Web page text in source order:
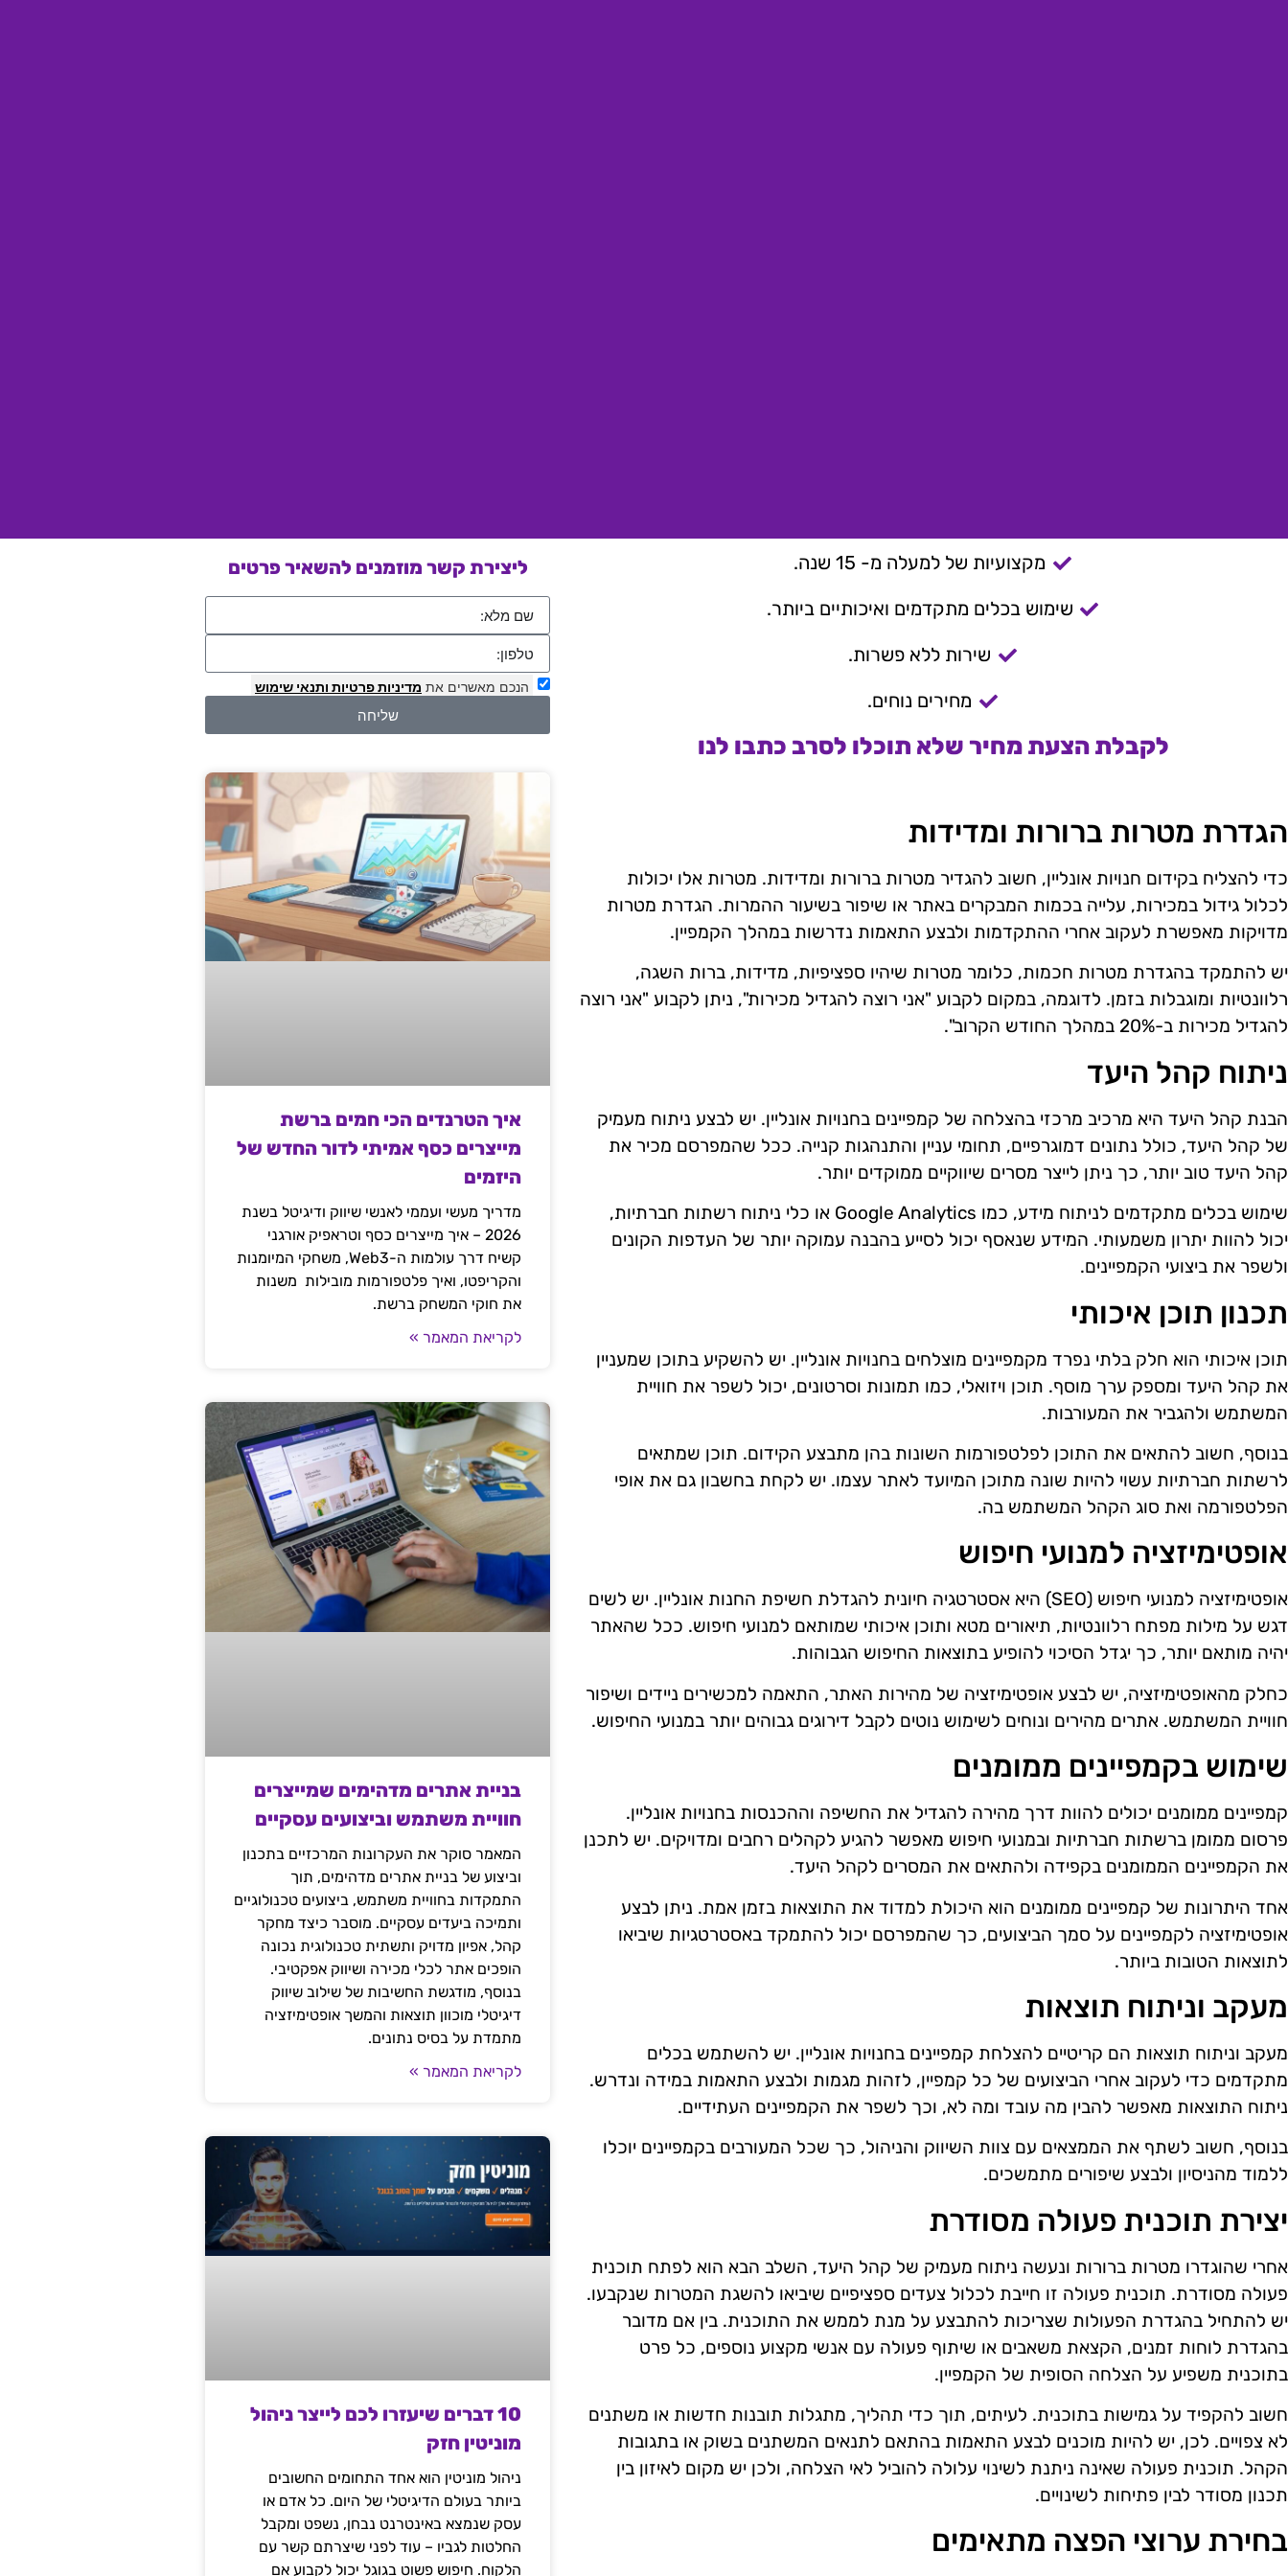
מקצועיות של למעלה מ- 15 שנה.
שימוש בכלים מתקדמים ואיכותיים ביותר.
שירות ללא פשרות.
מחירים נוחים.
לקבלת הצעת מחיר שלא תוכלו לסרב כתבו לנו
הגדרת מטרות ברורות ומדידות
כדי להצליח בקידום חנויות אונליין, חשוב להגדיר מטרות ברורות ומדידות. מטרות אלו יכולות
לכלול גידול במכירות, עלייה בכמות המבקרים באתר או שיפור בשיעור ההמרות. הגדרת מטרות
מדויקות מאפשרת לעקוב אחרי ההתקדמות ולבצע התאמות נדרשות במהלך הקמפיין.
יש להתמקד בהגדרת מטרות חכמות, כלומר מטרות שיהיו ספציפיות, מדידות, ברות השגה,
רלוונטיות ומוגבלות בזמן. לדוגמה, במקום לקבוע "אני רוצה להגדיל מכירות", ניתן לקבוע "אני רוצה
להגדיל מכירות ב-20% במהלך החודש הקרוב".
ניתוח קהל היעד
הבנת קהל היעד היא מרכיב מרכזי בהצלחה של קמפיינים בחנויות אונליין. יש לבצע ניתוח מעמיק
של קהל היעד, כולל נתונים דמוגרפיים, תחומי עניין והתנהגות קנייה. ככל שהמפרסם מכיר את
קהל היעד טוב יותר, כך ניתן לייצר מסרים שיווקיים ממוקדים יותר.
שימוש בכלים מתקדמים לניתוח מידע, כמו Google Analytics או כלי ניתוח רשתות חברתיות,
יכול להוות יתרון משמעותי. המידע שנאסף יכול לסייע בהבנה עמוקה יותר של העדפות הקונים
ולשפר את ביצועי הקמפיינים.
תכנון תוכן איכותי
תוכן איכותי הוא חלק בלתי נפרד מקמפיינים מוצלחים בחנויות אונליין. יש להשקיע בתוכן שמעניין
את קהל היעד ומספק ערך מוסף. תוכן ויזואלי, כמו תמונות וסרטונים, יכול לשפר את חוויית
המשתמש ולהגביר את המעורבות.
בנוסף, חשוב להתאים את התוכן לפלטפורמות השונות בהן מתבצע הקידום. תוכן שמתאים
לרשתות חברתיות עשוי להיות שונה מתוכן המיועד לאתר עצמו. יש לקחת בחשבון גם את אופי
הפלטפורמה ואת סוג הקהל המשתמש בה.
אופטימיזציה למנועי חיפוש
אופטימיזציה למנועי חיפוש (SEO) היא אסטרטגיה חיונית להגדלת חשיפת החנות אונליין. יש לשים
דגש על מילות מפתח רלוונטיות, תיאורים מטא ותוכן איכותי שמותאם למנועי חיפוש. ככל שהאתר
יהיה מותאם יותר, כך יגדל הסיכוי להופיע בתוצאות החיפוש הגבוהות.
כחלק מהאופטימיזציה, יש לבצע אופטימיזציה של מהירות האתר, התאמה למכשירים ניידים ושיפור
חוויית המשתמש. אתרים מהירים ונוחים לשימוש נוטים לקבל דירוגים גבוהים יותר במנועי החיפוש.
שימוש בקמפיינים ממומנים
קמפיינים ממומנים יכולים להוות דרך מהירה להגדיל את החשיפה וההכנסות בחנויות אונליין.
פרסום ממומן ברשתות חברתיות ובמנועי חיפוש מאפשר להגיע לקהלים רחבים ומדויקים. יש לתכנן
את הקמפיינים הממומנים בקפידה ולהתאים את המסרים לקהל היעד.
אחד היתרונות של קמפיינים ממומנים הוא היכולת למדוד את התוצאות בזמן אמת. ניתן לבצע
אופטימיזציה לקמפיינים על סמך הביצועים, כך שהמפרסם יכול להתמקד באסטרטגיות שיביאו
לתוצאות הטובות ביותר.
מעקב וניתוח תוצאות
מעקב וניתוח תוצאות הם קריטיים להצלחת קמפיינים בחנויות אונליין. יש להשתמש בכלים
מתקדמים כדי לעקוב אחרי הביצועים של כל קמפיין, לזהות מגמות ולבצע התאמות במידה ונדרש.
ניתוח התוצאות מאפשר להבין מה עובד ומה לא, וכך לשפר את הקמפיינים העתידיים.
בנוסף, חשוב לשתף את הממצאים עם צוות השיווק והניהול, כך שכל המעורבים בקמפיינים יוכלו
ללמוד מהניסיון ולבצע שיפורים מתמשכים.
יצירת תוכנית פעולה מסודרת
אחרי שהוגדרו מטרות ברורות ונעשה ניתוח מעמיק של קהל היעד, השלב הבא הוא לפתח תוכנית
פעולה מסודרת. תוכנית פעולה זו חייבת לכלול צעדים ספציפיים שיביאו להשגת המטרות שנקבעו.
יש להתחיל בהגדרת הפעולות שצריכות להתבצע על מנת לממש את התוכנית. בין אם מדובר
בהגדרת לוחות זמנים, הקצאת משאבים או שיתוף פעולה עם אנשי מקצוע נוספים, כל פרט
בתוכנית משפיע על הצלחה הסופית של הקמפיין.
חשוב להקפיד על גמישות בתוכנית. לעיתים, תוך כדי תהליך, מתגלות תובנות חדשות או משתנים
לא צפויים. לכן, יש להיות מוכנים לבצע התאמות בהתאם לתנאים המשתנים בשוק או בתגובות
הקהל. תוכנית פעולה שאינה ניתנת לשינוי עלולה להוביל לאי הצלחה, ולכן יש מקום לאיזון בין
תכנון מסודר לבין פתיחות לשינויים.
בחירת ערוצי הפצה מתאימים
ליצירת קשר מוזמנים להשאיר פרטים
הנכם מאשרים את מדיניות פרטיות ותנאי שימוש
שליחה
איך הטרנדים הכי חמים ברשת
מייצרים כסף אמיתי לדור החדש של
היזמים
מדריך מעשי ועממי לאנשי שיווק ודיגיטל בשנת
2026 – איך מייצרים כסף וטראפיק אורגני
קשיח דרך עולמות ה-Web3, משחקי המיומנות
והקריפטו, ואיך פלטפורמות מובילות משנות
את חוקי המשחק ברשת.
לקריאת המאמר »
בניית אתרים מדהימים שמייצרים
חוויית משתמש וביצועים עסקיים
המאמר סוקר את העקרונות המרכזיים בתכנון
וביצוע של בניית אתרים מדהימים, תוך
התמקדות בחוויית משתמש, ביצועים טכנולוגיים
ותמיכה ביעדים עסקיים. מוסבר כיצד מחקר
קהל, אפיון מדויק ותשתית טכנולוגית נכונה
הופכים אתר לכלי מכירה ושיווק אפקטיבי.
בנוסף, מודגשת החשיבות של שילוב שיווק
דיגיטלי מוכוון תוצאות והמשך אופטימיזציה
מתמדת על בסיס נתונים.
לקריאת המאמר »
10 דברים שיעזרו לכם לייצר ניהול
מוניטין חזק
ניהול מוניטין הוא אחד התחומים החשובים
ביותר בעולם הדיגיטלי של היום. כל אדם או
עסק שנמצא באינטרנט נבחן, נשפט ומקבל
החלטות לגביו – עוד לפני שיצרתם קשר עם
הלקוח. חיפוש פשוט בגוגל יכול לקבוע אם